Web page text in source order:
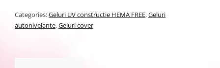
Categories:Geluri UV constructie HEMA FREE,Geluri
autonivelante,Geluri cover